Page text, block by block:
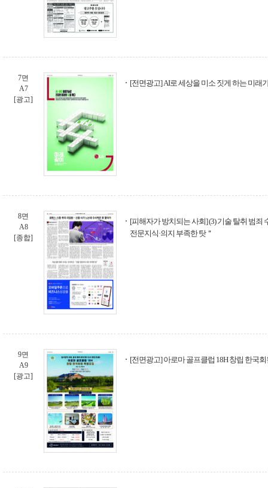
7면
A7
[광고]
[전면광고] AI로 세상을 미소 짓게 하는 미래
8면
A8
[종합]
[피해자가 방치되는 사회] (3) 기술 탈취 범
전문지식·의지 부족한 탓＂
9면
A9
[광고]
[전면광고] 아로마 골프클럽 18H 창립 한국